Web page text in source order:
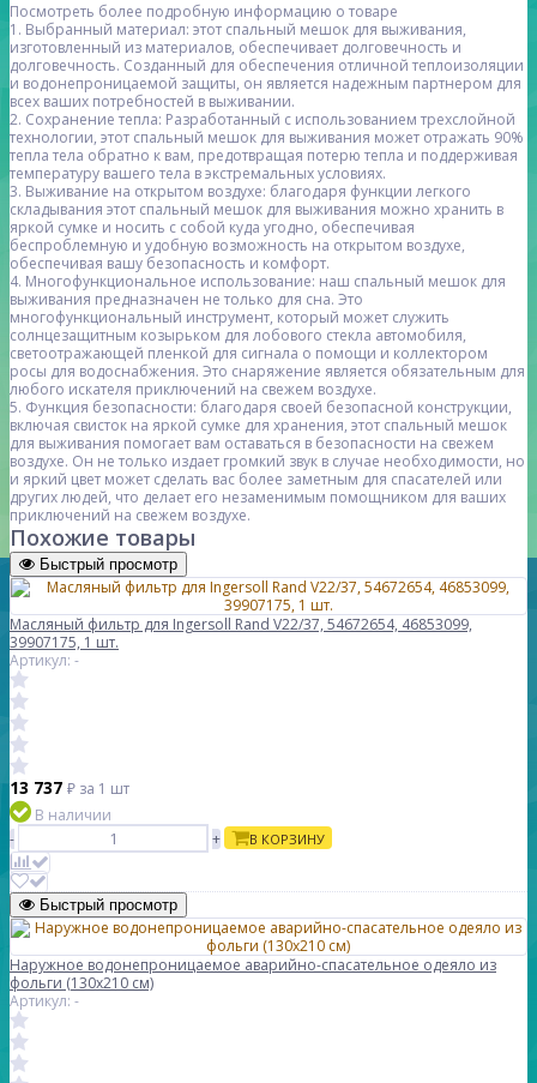
Посмотреть более подробную информацию о товаре
1. Выбранный материал: этот спальный мешок для выживания,
изготовленный из материалов, обеспечивает долговечность и
долговечность. Созданный для обеспечения отличной теплоизоляции
и водонепроницаемой защиты, он является надежным партнером для
всех ваших потребностей в выживании.
2. Сохранение тепла: Разработанный с использованием трехслойной
технологии, этот спальный мешок для выживания может отражать 90%
тепла тела обратно к вам, предотвращая потерю тепла и поддерживая
температуру вашего тела в экстремальных условиях.
3. Выживание на открытом воздухе: благодаря функции легкого
складывания этот спальный мешок для выживания можно хранить в
яркой сумке и носить с собой куда угодно, обеспечивая
беспроблемную и удобную возможность на открытом воздухе,
обеспечивая вашу безопасность и комфорт.
4. Многофункциональное использование: наш спальный мешок для
выживания предназначен не только для сна. Это
многофункциональный инструмент, который может служить
солнцезащитным козырьком для лобового стекла автомобиля,
светоотражающей пленкой для сигнала о помощи и коллектором
росы для водоснабжения. Это снаряжение является обязательным для
любого искателя приключений на свежем воздухе.
5. Функция безопасности: благодаря своей безопасной конструкции,
включая свисток на яркой сумке для хранения, этот спальный мешок
для выживания помогает вам оставаться в безопасности на свежем
воздухе. Он не только издает громкий звук в случае необходимости, но
и яркий цвет может сделать вас более заметным для спасателей или
других людей, что делает его незаменимым помощником для ваших
приключений на свежем воздухе.
Похожие товары
Быстрый просмотр
Масляный фильтр для Ingersoll Rand V22/37, 54672654, 46853099,
39907175, 1 шт.
Артикул: -
13 737 ₽ за 1 шт
В наличии
-
+ В КОРЗИНУ
Быстрый просмотр
Наружное водонепроницаемое аварийно-спасательное одеяло из
фольги (130x210 см)
Артикул: -